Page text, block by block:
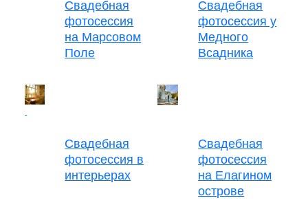
Свадебная
фотосессия
на Марсовом
Поле
Свадебная
фотосессия у
Медного
Всадника
Свадебная
фотосессия в
интерьерах
Свадебная
фотосессия
на Елагином
острове